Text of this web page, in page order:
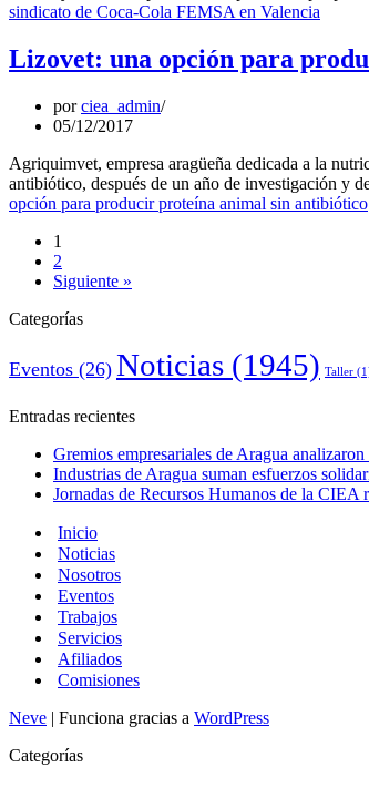
sindicato de Coca-Cola FEMSA en Valencia
Lizovet: una opción para
porciea_admin
05/12/2017
Agriquimvet, empresa aragüeña dedicada a la
antibiótico, después de un año de investigación y
opción para producir proteína animal sin antibiótico
1
2
Siguiente »
Categorías
Eventos (26) Noticias (1945) Taller
Entradas recientes
Gremios empresariales de Aragua
Industrias de Aragua suman esfuerzos
Jornadas de Recursos Humanos de la CIEA
Inicio
Noticias
Nosotros
Eventos
Trabajos
Servicios
Afiliados
Comisiones
Neve | Funciona gracias a WordPress
Categorías